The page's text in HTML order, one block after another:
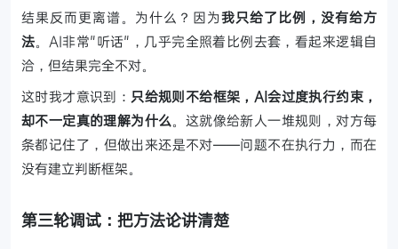
结果反而更离谱。为什么？因为我只给了比例，没有给方
法。AI非常"听话"，几乎完全照着比例去套，看起来逻辑自
洽，但结果完全不对。
这时我才意识到： 只给规则不给框架，AI会过度执行约束，
却不一定真的理解为什么。这就像给新人一堆规则，对方每
条都记住了，但做出来还是不对——问题不在执行力，而在
没有建立判断框架。
第三轮调试：把方法论讲清楚